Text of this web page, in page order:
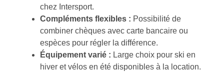
chez Intersport.
Compléments flexibles : Possibilité de
combiner chèques avec carte bancaire ou
espèces pour régler la différence.
Équipement varié : Large choix pour ski en
hiver et vélos en été disponibles à la location.